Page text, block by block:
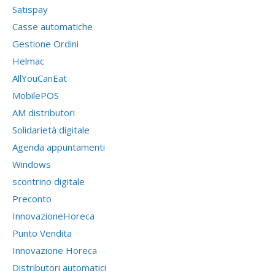
Satispay
Casse automatiche
Gestione Ordini
Helmac
AllYouCanEat
MobilePOS
AM distributori
Solidarietà digitale
Agenda appuntamenti
Windows
scontrino digitale
Preconto
InnovazioneHoreca
Punto Vendita
Innovazione Horeca
Distributori automatici